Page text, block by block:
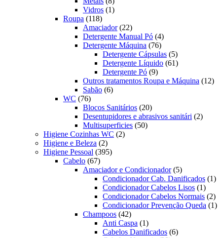
produtos
Vidros 11
Roupa 118118
produtos
Amaciador 2222
produtos
Detergente Manual Pó 44
produtos
Detergente Máquina 7676
produtos
Detergente Cápsulas 55
produtos
Detergente Líquido 6161
Detergente Pó 99
produtos
Outros tratamentos Roupa e Máquina 1212
Sabão 66
WC 7676
produtos
Blocos Sanitários 2020
produtos
Desentupidores e abrasivos sanitári 22
Multisuperficies 5050
Higiene Cozinhas WC 22
Higiene e Beleza 22
produtos
Higiene Pessoal 395395
Cabelo 6767
produtos
Amaciador e Condicionador 55
produtos
Condicionador Cab. Danificados 11
Condicionador Cabelos Lisos 11
Condicionador Cabelos Normais 22
Condicionador Prevenção Queda 11
Champoos 4242
produtos
Anti Caspa 11
produto
Cabelos Danificados 66